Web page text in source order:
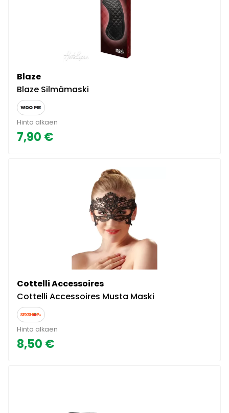
Blaze
Blaze Silmämaski
Hinta alkaen
7,90 €
Cottelli Accessoires
Cottelli Accessoires Musta Maski
Hinta alkaen
8,50 €